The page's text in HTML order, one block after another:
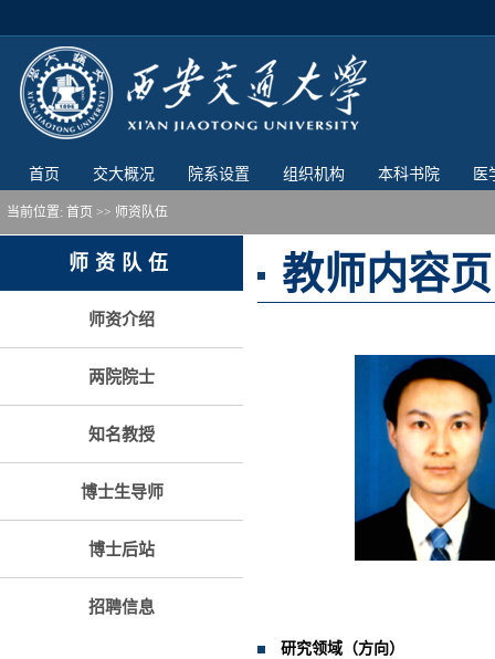
首页 交大概况 院系设置 组织机构 本科书院 医
当前位置: 首页 >> 师资队伍
师资队伍
师资介绍
两院院士
知名教授
博士生导师
博士后站
招聘信息
教师内容页
研究领域（方向）